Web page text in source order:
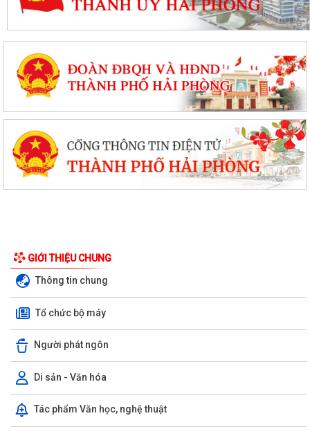
GIỚI THIỆU CHUNG
Thông tin chung
Tổ chức bộ máy
Người phát ngôn
Di sản - Văn hóa
Tác phẩm Văn học, nghệ thuật
tuần đầu tháng 8 năm 2026